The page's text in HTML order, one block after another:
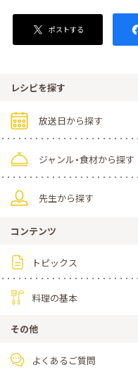
ポストする
レシピを探す
放送日から探す
ジャンル・食材から探す
先生から探す
コンテンツ
トピックス
料理の基本
その他
よくあるご質問